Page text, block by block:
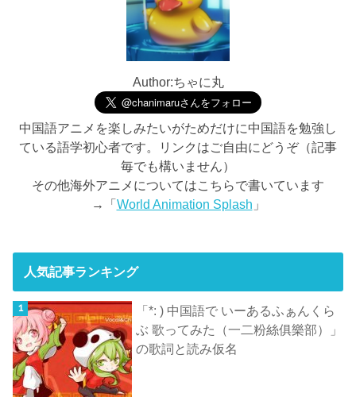
Author:ちゃに丸
中国語アニメを楽しみたいがためだけに中国語を勉強し
ている語学初心者です。リンクはご自由にどうぞ（記事
毎でも構いません）
その他海外アニメについてはこちらで書いています
→「World Animation Splash 」
人気記事ランキング
「*: ) 中国語で いーあるふぁんくら
ぶ 歌ってみた（一二粉絲俱樂部）」
の歌詞と読み仮名